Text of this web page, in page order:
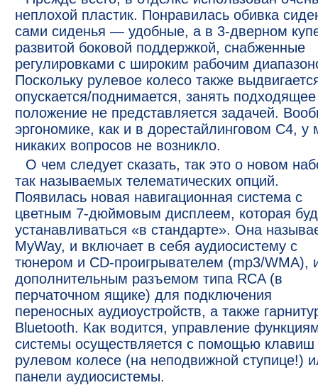
неплохой пластик. Понравилась обивка
сами сиденья — удобные, а в 3-дверном
развитой боковой поддержкой, снабженные
регулировками с широким рабочим
Поскольку рулевое колесо также
опускается/поднимается, занять подходящее
положение не представляется задачей.
эргономике, как и в дорестайлинговом С4, у
никаких вопросов не возникло.
О чем следует сказать, так это о новом
так называемых телематических опций.
Появилась новая навигационная система с
цветным 7-дюймовым дисплеем, которая
устанавливаться «в стандарте». Она
MyWay, и включает в себя аудиосистему с
тюнером и CD-проигрывателем (mp3/WMA),
дополнительным разъемом типа RCA (в
перчаточном ящике) для подключения
переносных аудиоустройств, а также
Bluetooth. Как водится, управление
системы осуществляется с помощью клавиш
рулевом колесе (на неподвижной ступице!)
панели аудиосистемы.